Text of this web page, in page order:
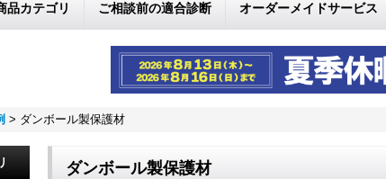
品カテゴリ ご相談前の適合診断 オーダーメイドサービス
> ダンボール製保護材
ダンボール製保護材